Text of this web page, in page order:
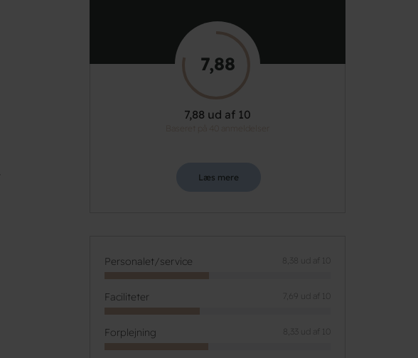
7,88
7,88 ud af 10
Baseret på 40 anmeldelser
Læs mere
Personalet/service 8,38 ud af 10
Faciliteter 7,69 ud af 10
Forplejning 8,33 ud af 10